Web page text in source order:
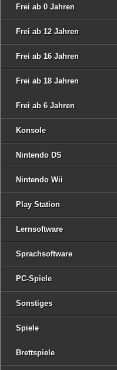
Frei ab 0 Jahren
Frei ab 12 Jahren
Frei ab 16 Jahren
Frei ab 18 Jahren
Frei ab 6 Jahren
Konsole
Nintendo DS
Nintendo Wii
Play Station
Lernsoftware
Sprachsoftware
PC-Spiele
Sonstiges
Spiele
Brettspiele